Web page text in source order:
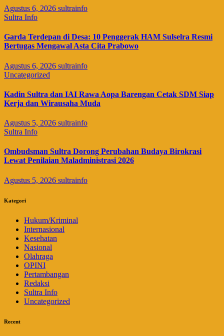
Agustus 6, 2026 sultrainfo
Sultra Info
Garda Terdepan di Desa: 10 Penggerak HAM Sulselra Resmi
Bertugas Mengawal Asta Cita Prabowo
Agustus 6, 2026 sultrainfo
Uncategorized
Kadin Sultra dan IAI Rawa Aopa Barengan Cetak SDM Siap
Kerja dan Wirausaha Muda
Agustus 5, 2026 sultrainfo
Sultra Info
Ombudsman Sultra Dorong Perubahan Budaya Birokrasi
Lewat Penilaian Maladministrasi 2026
Agustus 5, 2026 sultrainfo
Kategori
Hukum/Kriminal
Internasional
Kesehatan
Nasional
Olahraga
OPINI
Pertambangan
Redaksi
Sultra Info
Uncategorized
Recent